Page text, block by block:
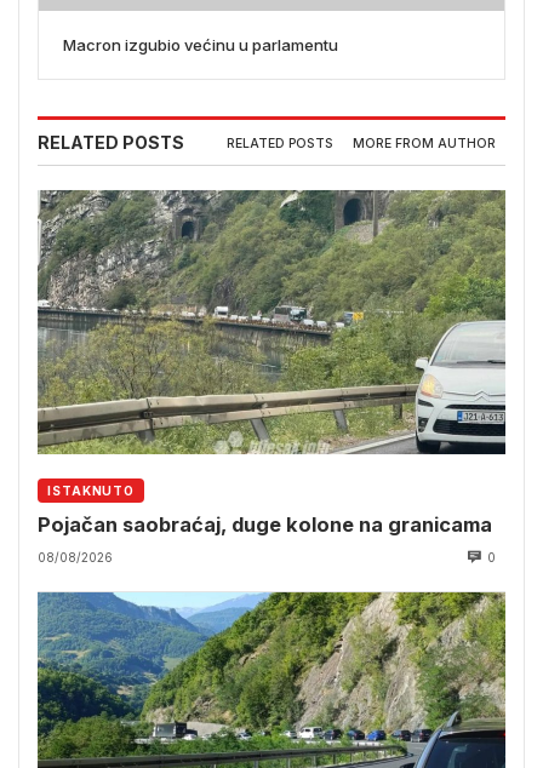
Macron izgubio većinu u parlamentu
RELATED POSTS RELATED POSTS MORE FROM AUTHOR
ISTAKNUTO
Pojačan saobraćaj, duge kolone na granicama
08/08/2026 0